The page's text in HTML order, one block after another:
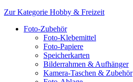
Zur Kategorie Hobby & Freizeit
Foto-Zubehör
Foto-Klebemittel
Foto-Papiere
Speicherkarten
Bilderrahmen & Aufhänger
Kamera-Taschen & Zubehör